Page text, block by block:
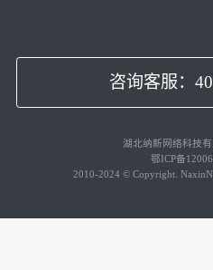
咨询客服：
湖北纳新网络科技
鄂ICP备
2010-2024 © Copyright.